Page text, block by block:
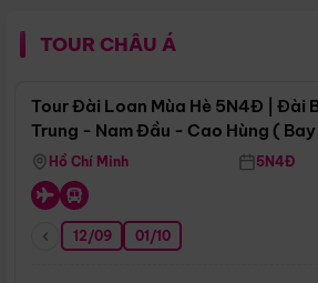
TOUR CHÂU Á
Tour Đài Loan Mùa Hè 5N4Đ | Đài
Trung - Nam Đầu - Cao Hùng (
Hồ Chí Minh 5N4Đ
12/09 01/10